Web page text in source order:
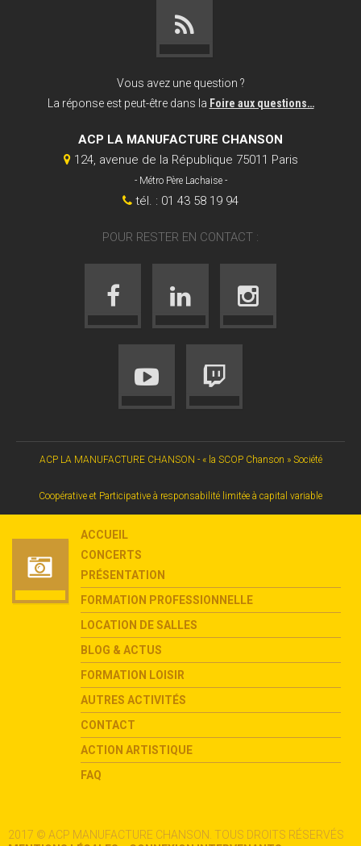
Vous avez une question ?
La réponse est peut-être dans la Foire aux questions…
ACP LA MANUFACTURE CHANSON
124, avenue de la République 75011 Paris
- Métro Père Lachaise -
tél. : 01 43 58 19 94
POUR RESTER EN CONTACT :
ACP LA MANUFACTURE CHANSON - « la SCOP Chanson » Société
Coopérative et Participative à responsabilité limitée à capital variable
ACCUEIL
CONCERTS
PRÉSENTATION
FORMATION PROFESSIONNELLE
LOCATION DE SALLES
BLOG & ACTUS
FORMATION LOISIR
AUTRES ACTIVITÉS
CONTACT
ACTION ARTISTIQUE
FAQ
2017 © ACP MANUFACTURE CHANSON. TOUS DROITS RÉSERVÉS